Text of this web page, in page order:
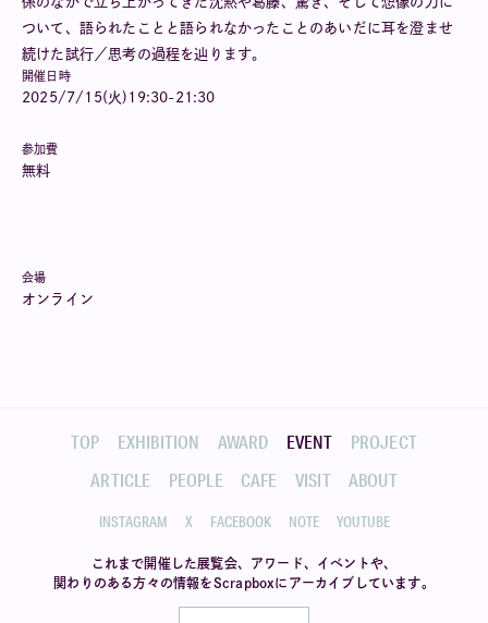
ついて、語られたことと語られなかったことのあいだに耳を澄ませ
続けた試行／思考の過程を辿ります。
開催日時
2025/7/15(火)19:30-21:30
参加費
無料
会場
オンライン
TOP EXHIBITION AWARD EVENT
PROJECT
ARTICLE
PEOPLE CAFE VISIT ABOUT
INSTAGRAM X FACEBOOK NOTE YOUTUBE
これまで開催した展覧会、アワード、イベントや、
関わりのある方々の情報をScrapboxにアーカイブしています。